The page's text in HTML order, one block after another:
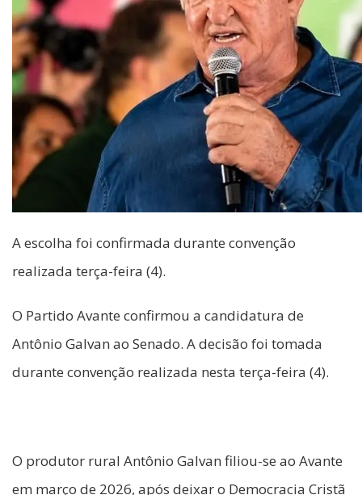
A escolha foi confirmada durante convenção
realizada terça-feira (4).
O Partido Avante confirmou a candidatura de
Antônio Galvan ao Senado. A decisão foi tomada
durante convenção realizada nesta terça-feira (4).
O produtor rural Antônio Galvan filiou-se ao Avante
em março de 2026, após deixar o Democracia Cristã